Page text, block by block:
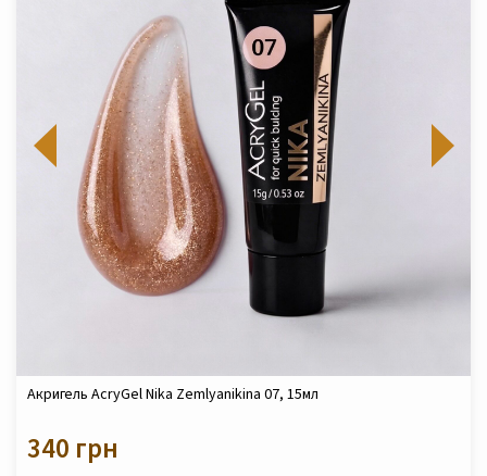
Акригель AcryGel Nika Zemlyanikina 07, 15мл
340 грн